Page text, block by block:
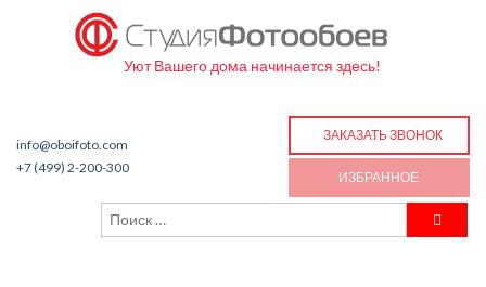
Уют Вашего дома начинается здесь!
info@oboifoto.com
+7 (499) 2-200-300
ЗАКАЗАТЬ ЗВОНОК
ИЗБРАННОЕ